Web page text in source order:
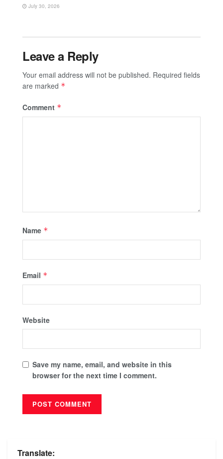
July 30, 2026
Leave a Reply
Your email address will not be published. Required fields
are marked *
Comment *
Name *
Email *
Website
Save my name, email, and website in this
browser for the next time I comment.
Translate: